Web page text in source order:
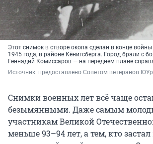
Этот снимок в створе окопа сделан в конце
1945 года, в районе Кёнигсберга. Город брали с
Геннадий Комиссаров — на переднем плане
Источник: предоставлено Советом ветеранов
Снимки военных лет всё чаще
безымянными. Даже самым
участникам Великой
меньше 93–94 лет, а тем, кто